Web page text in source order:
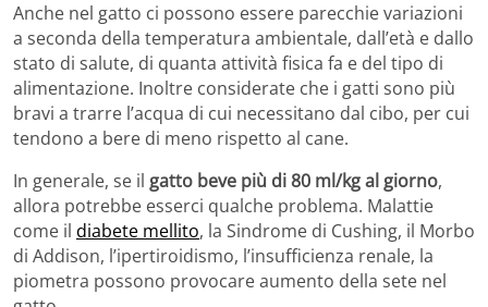
Anche nel gatto ci possono essere parecchie variazioni
a seconda della temperatura ambientale, dall’età e dallo
stato di salute, di quanta attività fisica fa e del tipo di
alimentazione. Inoltre considerate che i gatti sono più
bravi a trarre l’acqua di cui necessitano dal cibo, per cui
tendono a bere di meno rispetto al cane.
In generale, se il gatto beve più di 80 ml/kg al giorno,
allora potrebbe esserci qualche problema. Malattie
come il diabete mellito, la Sindrome di Cushing, il Morbo
di Addison, l’ipertiroidismo, l’insufficienza renale, la
piometra possono provocare aumento della sete nel